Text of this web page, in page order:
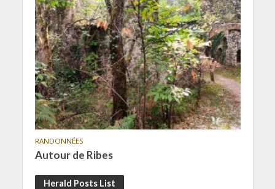
RANDONNÉES
Autour de Ribes
Herald Posts List